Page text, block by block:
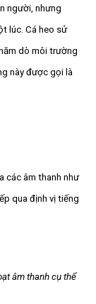
người, nhưng
lúc. Cá heo sử
dò môi trường
này được gọi là
các âm thanh như
qua định vị tiếng
âm thanh cụ thể